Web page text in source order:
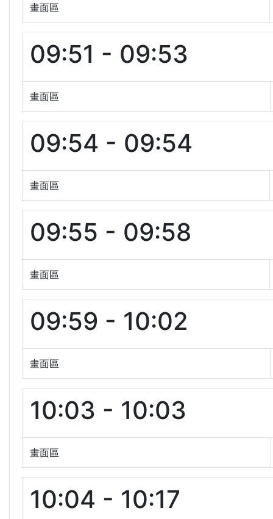
畫面區
09:51 - 09:53
畫面區
09:54 - 09:54
畫面區
09:55 - 09:58
畫面區
09:59 - 10:02
畫面區
10:03 - 10:03
畫面區
10:04 - 10:17